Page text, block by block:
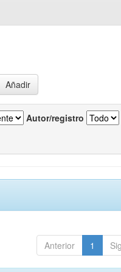
Autor/registro
Anterior 1